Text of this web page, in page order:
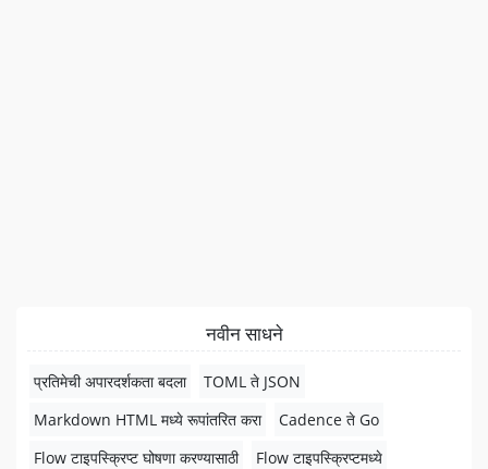
नवीन साधने
प्रतिमेची अपारदर्शकता बदला
TOML ते JSON
Markdown HTML मध्ये रूपांतरित करा
Cadence ते Go
Flow टाइपस्क्रिप्ट घोषणा करण्यासाठी
Flow टाइपस्क्रिप्टमध्ये